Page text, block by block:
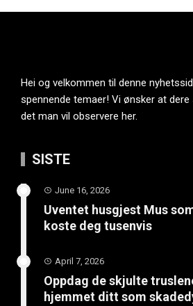
Hei og velkommen til denne
spennende temaer! Vi ønsker at
det man vil observere her.
SISTE
June 16, 2026
Uventet husgjest Mus
koste deg tusenvis
April 7, 2026
Oppdag de skjulte
hjemmet ditt som